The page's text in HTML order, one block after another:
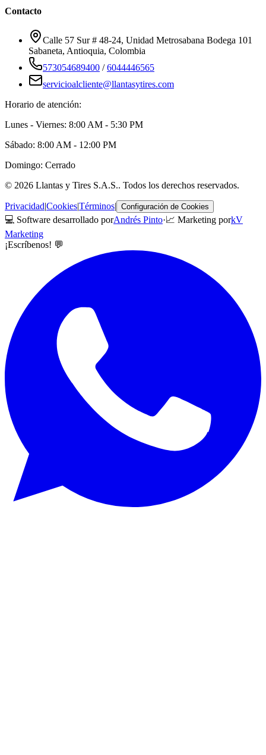
Contacto
Calle 57 Sur # 48-24, Unidad Metrosabana Bodega 101
Sabaneta, Antioquia, Colombia
573054689400 /6044446565
servicioalcliente@llantasytires.com
Horario de atención:
Lunes - Viernes: 8:00 AM - 5:30 PM
Sábado: 8:00 AM - 12:00 PM
Domingo: Cerrado
© 2026 Llantas y Tires S.A.S.. Todos los derechos reservados.
Privacidad|Cookies|Términos| Configuración de Cookies
💻 Software desarrollado porAndrés Pinto·📈 Marketing porkV
Marketing
¡Escríbenos! 💬